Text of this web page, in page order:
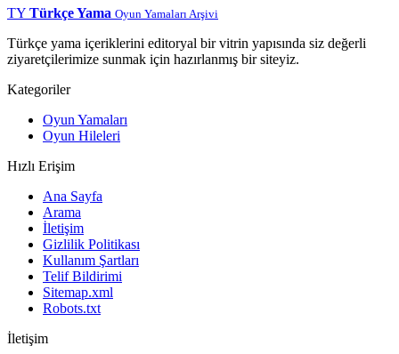
TY Türkçe Yama Oyun Yamaları Arşivi
Türkçe yama içeriklerini editoryal bir vitrin yapısında siz değerli
ziyaretçilerimize sunmak için hazırlanmış bir siteyiz.
Kategoriler
Oyun Yamaları
Oyun Hileleri
Hızlı Erişim
Ana Sayfa
Arama
İletişim
Gizlilik Politikası
Kullanım Şartları
Telif Bildirimi
Sitemap.xml
Robots.txt
İletişim